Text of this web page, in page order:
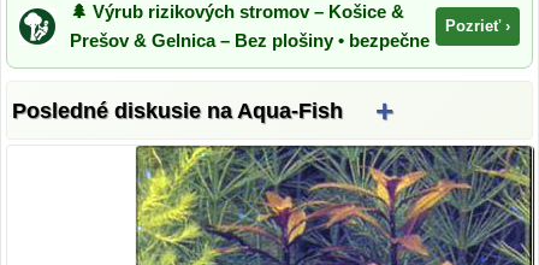
🌲 Výrub rizikových stromov – Košice &
Prešov & Gelnica – Bez plošiny • bezpečne
Pozrieť ›
Posledné diskusie na Aqua-Fish +